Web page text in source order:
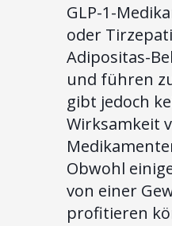
GLP-1-
oder
Adipositas-
und führen
gibt jedoch
Wirksamkeit
Obwohl
von einer
profitieren